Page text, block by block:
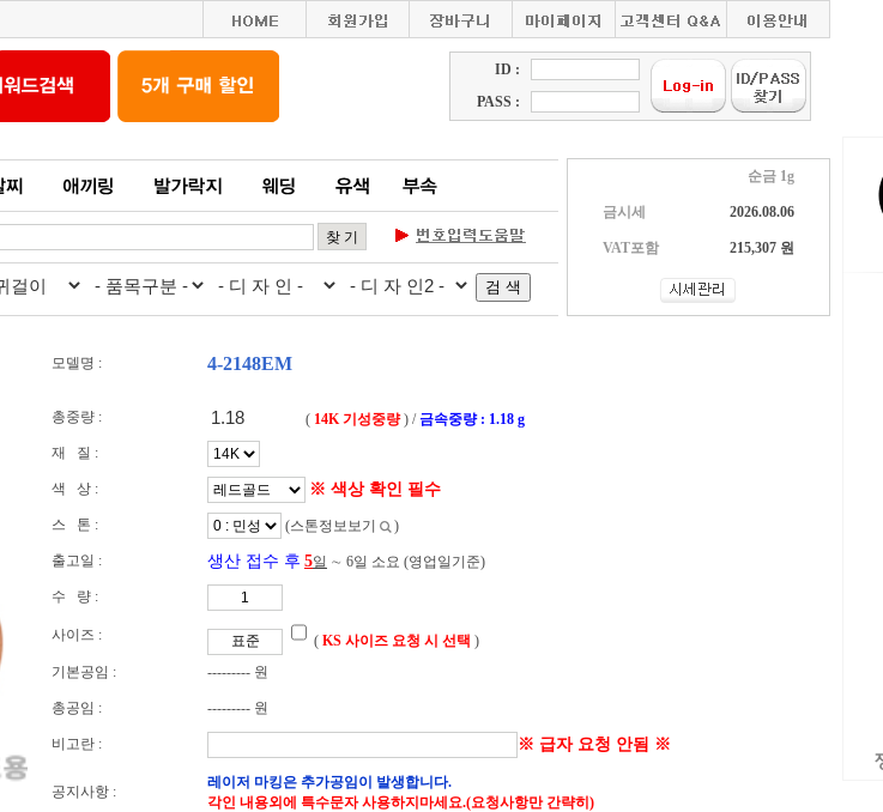
ID :
PASS :
순금 1g
금시세 2026.08.06
VAT포함 215,307 원
모델명 : 4-2148EM
총중량 : ( 14K 기성중량) /금속중량 : 1.18 g
재 질 :
색 상 : ※ 색상 확인 필수
스 톤 : (스톤정보보기 )
출고일 : 생산 접수 후 5일 ∼ 6일 소요 (영업일기준)
수 량 :
사이즈 : ( KS 사이즈 요청 시 선택 )
기본공임 :
--------- 원
총공임 : --------- 원
비고란 : ※ 급자 요청 안됨 ※
공지사항 :
레이저 마킹은 추가공임이 발생합니다.
각인 내용외에 특수문자 사용하지마세요.(요청사항만 간략히)